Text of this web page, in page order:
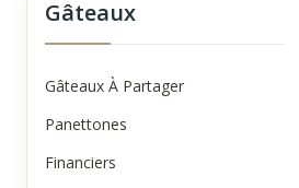
Gâteaux
Gâteaux À Partager
Panettones
Financiers